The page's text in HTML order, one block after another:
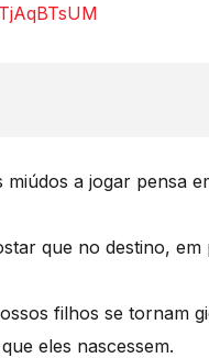
a jogar pensa
que no destino,
filhos se tornam
eles nascessem.